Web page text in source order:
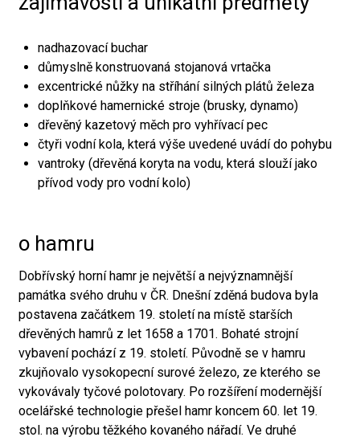
nadhazovací buchar
důmyslně konstruovaná stojanová vrtačka
excentrické nůžky na stříhání silných plátů železa
doplňkové hamernické stroje (brusky, dynamo)
dřevěný kazetový měch pro vyhřívací pec
čtyři vodní kola, která výše uvedené uvádí do pohybu
vantroky (dřevěná koryta na vodu, která slouží jako
přívod vody pro vodní kolo)
o hamru
Dobřívský horní hamr je největší a nejvýznamnější
památka svého druhu v ČR. Dnešní zděná budova byla
postavena začátkem 19. století na místě starších
dřevěných hamrů z let 1658 a 1701. Bohaté strojní
vybavení pochází z 19. století. Původně se v hamru
zkujňovalo vysokopecní surové železo, ze kterého se
vykovávaly tyčové polotovary. Po rozšíření modernější
ocelářské technologie přešel hamr koncem 60. let 19.
stol. na výrobu těžkého kovaného nářadí. Ve druhé